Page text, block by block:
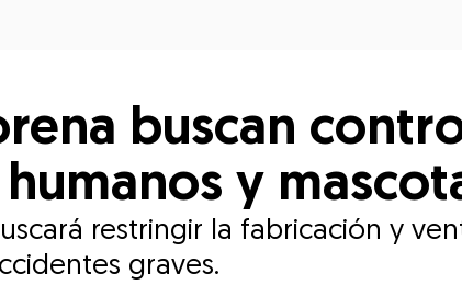
buscan
y
la fabricación y venta de pirotecnia en el país,
graves.